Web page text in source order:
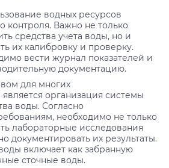
водных ресурсов
контроля. Важно не только
средства учета воды, но и
их калибровку и проверку.
вести журнал показателей и
документацию.
для многих
организация системы
воды. Согласно
необходимо не только
лабораторные исследования
документировать их результаты.
включает как забранную
сточные воды.